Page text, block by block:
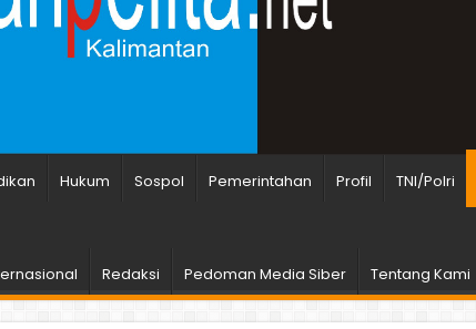
Hukum Sospol Pemerintahan Profil TNI/Polri
Redaksi Pedoman Media Siber Tentang Kami